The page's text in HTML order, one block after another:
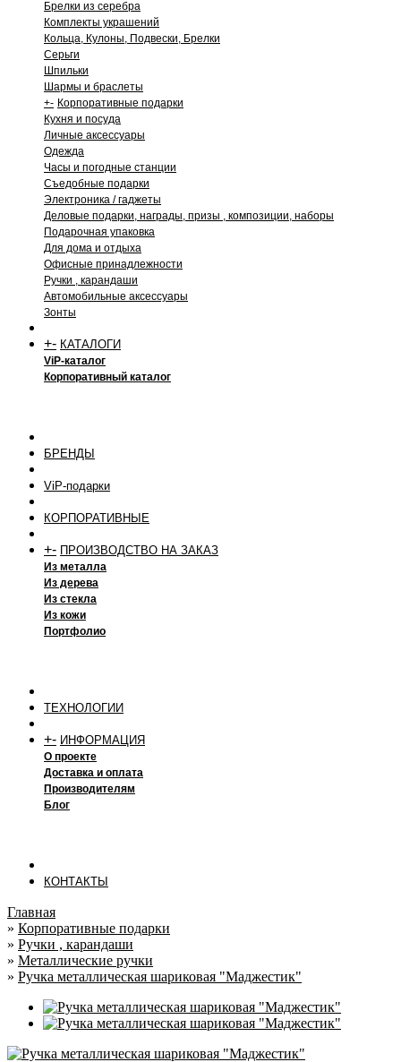
Брелки из серебра
Комплекты украшений
Кольца, Кулоны, Подвески, Брелки
Серьги
Шпильки
Шармы и браслеты
+- Корпоративные подарки
Кухня и посуда
Личные аксессуары
Одежда
Часы и погодные станции
Съедобные подарки
Электроника / гаджеты
Деловые подарки, награды, призы , композиции, наборы
Подарочная упаковка
Для дома и отдыха
Офисные принадлежности
Ручки , карандаши
Автомобильные аксессуары
Зонты
+- КАТАЛОГИ
ViP-каталог
Корпоративный каталог
БРЕНДЫ
ViP-подарки
КОРПОРАТИВНЫЕ
+- ПРОИЗВОДСТВО НА ЗАКАЗ
Из металла
Из дерева
Из стекла
Из кожи
Портфолио
ТЕХНОЛОГИИ
+- ИНФОРМАЦИЯ
О проекте
Доставка и оплата
Производителям
Блог
КОНТАКТЫ
Главная
» Корпоративные подарки
» Ручки , карандаши
» Металлические ручки
» Ручка металлическая шариковая "Маджестик"